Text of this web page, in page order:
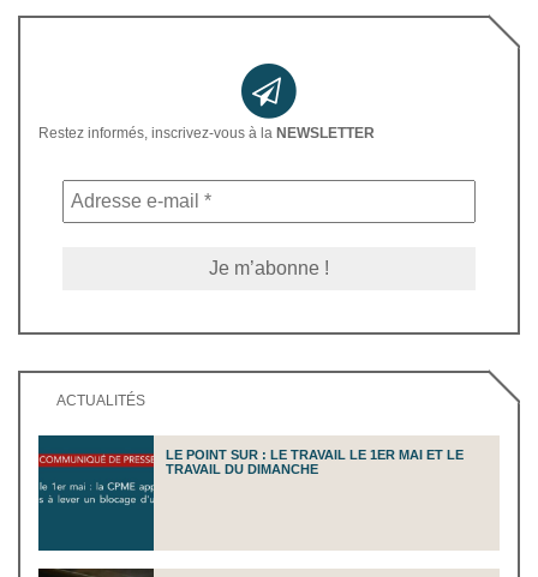
Restez informés, inscrivez-vous à la NEWSLETTER
ACTUALITÉS
LE POINT SUR : LE TRAVAIL LE 1ER MAI ET LE
TRAVAIL DU DIMANCHE